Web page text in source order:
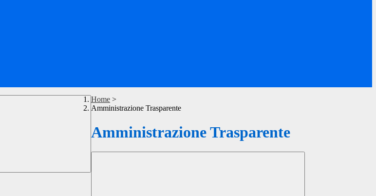
Home >
Amministrazione Trasparente
Amministrazione Trasparente